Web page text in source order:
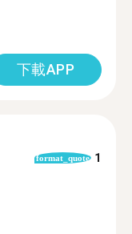
下載APP
format_quote 1